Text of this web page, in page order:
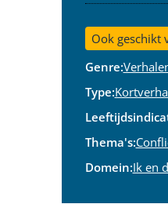
Ook geschikt
Genre:
Type:
Thema's:
Domein:Ik en